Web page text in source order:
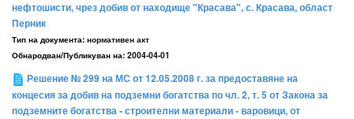
нефтошисти, чрез добив от находище "Красава", с. Красава, област
Перник
Тип на документа: нормативен акт
Обнародван/Публикуван на: 2004-04-01
Решение № 299 на МС от 12.05.2008 г. за предоставяне на
концесия за добив на подземни богатства по чл. 2, т. 5 от Закона за
подземните богатства - строителни материали - варовици, от